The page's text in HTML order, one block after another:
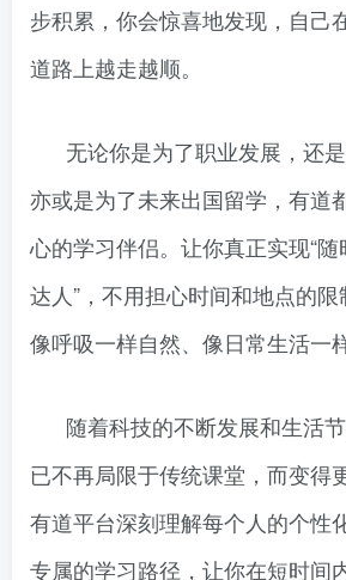
步积累，你会惊喜地发现，自己
道路上越走越顺。
无论你是为了职业发展，还
亦或是为了未来出国留学，有道
心的学习伴侣。让你真正实现“
达人”，不用担心时间和地点的
像呼吸一样自然、像日常生活一
随着科技的不断发展和生活
已不再局限于传统课堂，而变得
有道平台深刻理解每个人的个性
专属的学习路径，让你在短时间